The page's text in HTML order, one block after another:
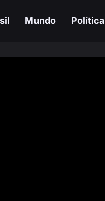
Mundo Política